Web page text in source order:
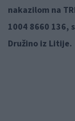
nakazilom na
1004 8660 136,
Družino iz Litije.